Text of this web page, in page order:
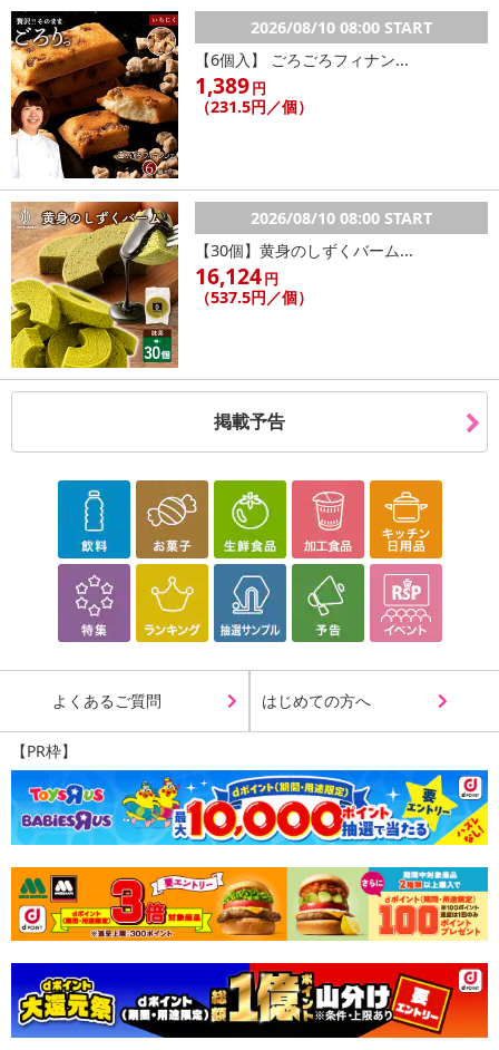
物流サービスに準じます。
※一体成型のため、なるべく高温状態に置かないでください。
長時間内に日焼けなど高温状態に置くと、変形する可能性がござ
います。
注意事項
【賞味・消費期限のある商品について】
商品到着時点でのお日持ち期間は、配送日数などにより異なります
のでご了承ください。
【キャンセルについて】
※お申込み後のキャンセルはお受けできません。
記載されている内容を必ずご確認いただき、お届けする商品セット
にご納得いただきましたうえでお申し込みください。
参考の掲載画像や画像内のバーコードなど、お届け商品と多少異な
る場合がございます。
また、[新たな加工食品の原料原産地表示制度]の経過措置期間の終
了により、商品詳細内に記載の原産国・原材料の表記が旧表記の場
合がございます。
あらかじめご了承いただいた上でお申込みください。なお、本理由
によるお申込み後のキャンセル・返品交換は対応いたしかねます。
【お支払いについて】
ンクまとめて支払い、楽天ペイ、メルペイ、AEON Pay、Amazon
Payでお支払いの場合、決済のため外部サイトへ遷移します。
※予約商品は決済手段ごとに定められた決済期限日にお支払いを完
了することがございます。ご了承いただいたうえでお申し込みくだ
さい。
【配送伝票番号について】
※配送形態がメール便の商品については、商品の発送完了後、配送
伝票番号がマイページに表示されない場合もございます。
【配送日時の指定について】
※配送日時の指定が可能な商品の場合、商品によってご指定できる
配送日、配送時間が異なる可能性がございます。
カート機能をご利用の場合は、配送日時指定をご利用いただけませ
2026/08/10 08:00 START
【6個入】 ごろごろフィナン...
1,389円
（231.5円／個）
2026/08/10 08:00 START
【30個】黄身のしずくバーム...
16,124円
（537.5円／個）
掲載予告
よくあるご質問 はじめての方へ
【PR枠】